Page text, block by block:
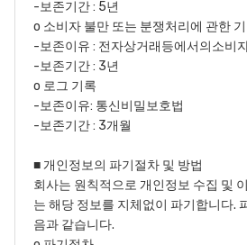
-보존기간 : 5년
o 소비자 불만 또는 분쟁처리에 관한
-보존이유 : 전자상거래등에서의소비
-보존기간 : 3년
o 로그 기록
-보존이유: 통신비밀보호법
-보존기간 : 3개월
■ 개인정보의 파기절차 및 방법
회사는 원칙적으로 개인정보 수집 및
는 해당 정보를 지체없이 파기합니다.
음과 같습니다.